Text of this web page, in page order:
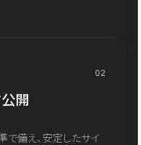
02
開
で備え、安定したサイ